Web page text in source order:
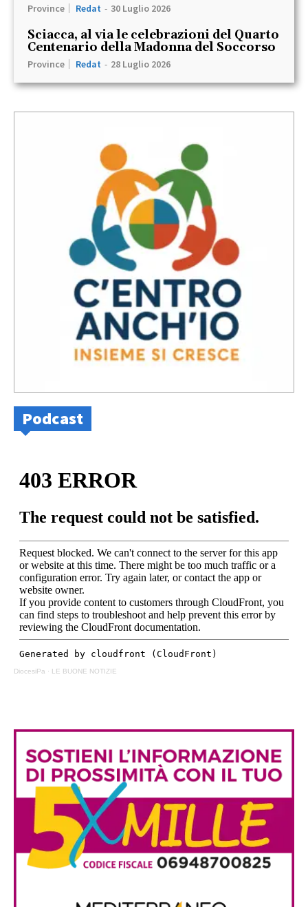
Province Redat - 30 Luglio 2026
Sciacca, al via le celebrazioni del Quarto
Centenario della Madonna del Soccorso
Province Redat - 28 Luglio 2026
Podcast
DiocesiPa · LE BUONE NOTIZIE